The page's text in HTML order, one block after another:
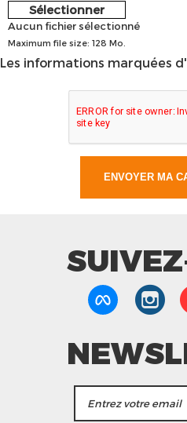
Sélectionner
Aucun fichier sélectionné
Maximum file size: 128 Mo.
Les informations marquées